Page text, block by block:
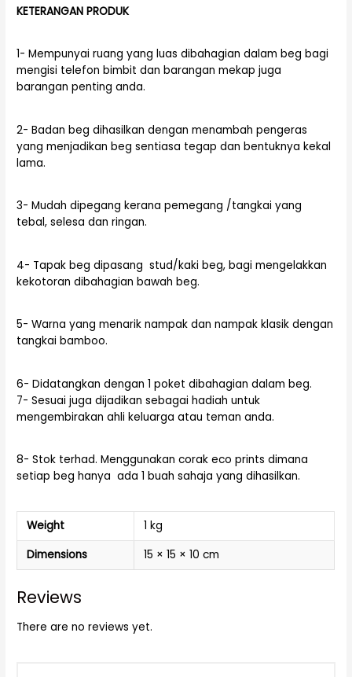
KETERANGAN PRODUK
1- Mempunyai ruang yang luas dibahagian dalam beg bagi
mengisi telefon bimbit dan barangan mekap juga
barangan penting anda.
2- Badan beg dihasilkan dengan menambah pengeras
yang menjadikan beg sentiasa tegap dan bentuknya kekal
lama.
3- Mudah dipegang kerana pemegang /tangkai yang
tebal, selesa dan ringan.
4- Tapak beg dipasang stud/kaki beg, bagi mengelakkan
kekotoran dibahagian bawah beg.
5- Warna yang menarik nampak dan nampak klasik dengan
tangkai bamboo.
6- Didatangkan dengan 1 poket dibahagian dalam beg.
7- Sesuai juga dijadikan sebagai hadiah untuk
mengembirakan ahli keluarga atau teman anda.
8- Stok terhad. Menggunakan corak eco prints dimana
setiap beg hanya ada 1 buah sahaja yang dihasilkan.
Weight
1 kg
Dimensions
15 × 15 × 10 cm
Reviews
There are no reviews yet.